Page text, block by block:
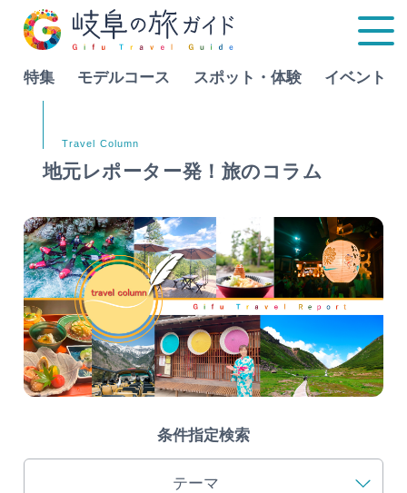
特集 モデルコース スポット・体験 イベント
モデルコース
スポット・体験
イベント
グルメ
Language
行きたいリストを見る
地元レポーター発！旅のコラム
条件指定検索
テーマ